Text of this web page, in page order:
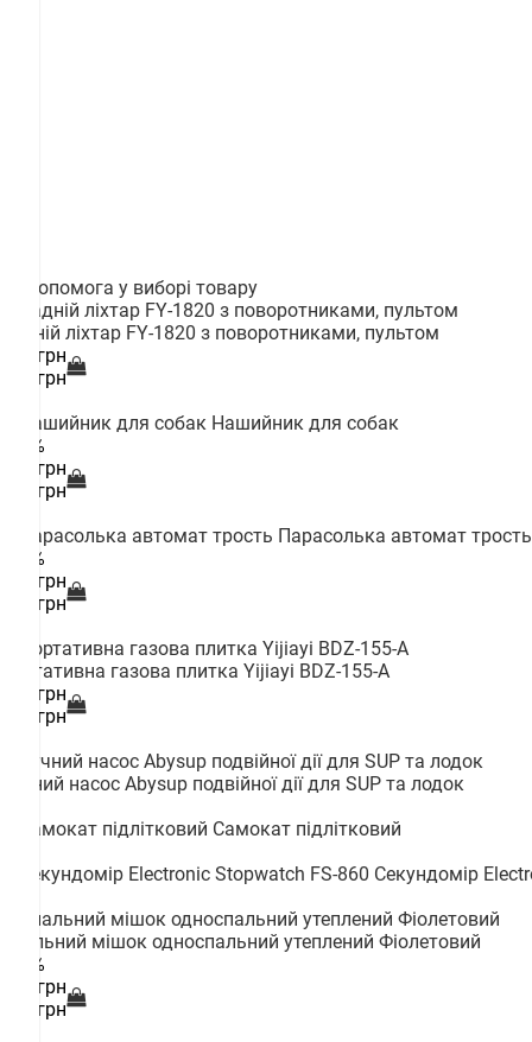
Допомога у виборі товару
Задній ліхтар FY-1820 з поворотниками, пультом
180 грн
180 грн
Нашийник для собак
--28%
181 грн
250 грн
Парасолька автомат трость
--15%
185 грн
218 грн
Портативна газова плитка Yijiayi BDZ-155-A
180 грн
180 грн
Ручний насос Abysup подвійної дії для SUP та лодок
Самокат підлітковий
Секундомір
Спальний мішок односпальний утеплений Фіолетовий
--15%
185 грн
218 грн